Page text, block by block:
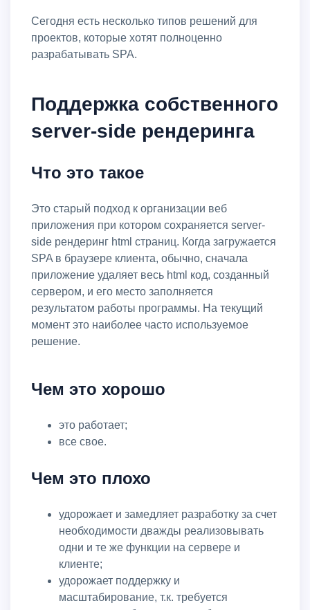
Сегодня есть несколько типов решений для
проектов, которые хотят полноценно
разрабатывать SPA.
Поддержка собственного
server-side рендеринга
Что это такое
Это старый подход к организации веб
приложения при котором сохраняется server-
side рендеринг html страниц. Когда загружается
SPA в браузере клиента, обычно, сначала
приложение удаляет весь html код, созданный
сервером, и его место заполняется
результатом работы программы. На текущий
момент это наиболее часто используемое
решение.
Чем это хорошо
это работает;
все свое.
Чем это плохо
удорожает и замедляет разработку за счет
необходимости дважды реализовывать
одни и те же функции на сервере и
клиенте;
удорожает поддержку и
масштабирование, т.к. требуется